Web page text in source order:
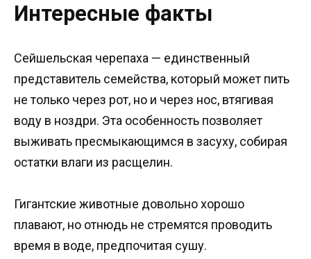
Интересные факты
Сейшельская черепаха — единственный
представитель семейства, который может пить
не только через рот, но и через нос, втягивая
воду в ноздри. Эта особенность позволяет
выживать пресмыкающимся в засуху, собирая
остатки влаги из расщелин.
Гигантские животные довольно хорошо
плавают, но отнюдь не стремятся проводить
время в воде, предпочитая сушу.